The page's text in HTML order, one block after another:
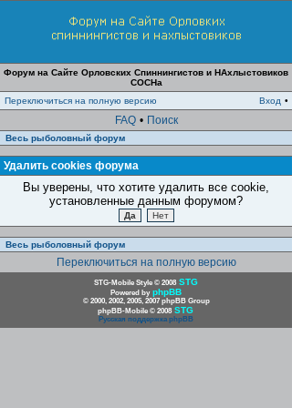
Форум на Сайте Орловских Спиннингистов и НАхлыстовиков
СОСНа
Переключиться на полную версию
Вход •
FAQ • Поиск
Весь рыболовный форум
Удалить cookies форума
Вы уверены, что хотите удалить все cookie,
установленные данным форумом?
Весь рыболовный форум
Переключиться на полную версию
STG-Mobile Style © 2008 STG
Powered by phpBB
© 2000, 2002, 2005, 2007 phpBB Group
phpBB-Mobile © 2008 STG
Русская поддержка phpBB